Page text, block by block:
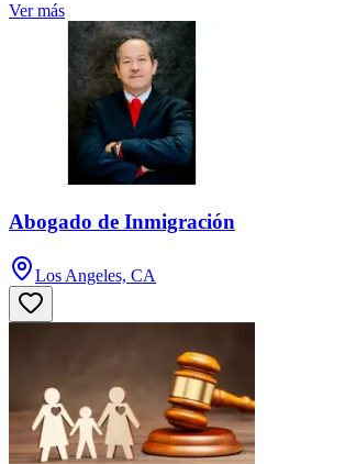
Ver más
Abogado de Inmigración
Los Angeles, CA